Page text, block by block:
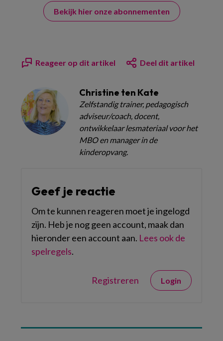
Bekijk hier onze abonnementen
Reageer op dit artikel Deel dit artikel
Christine ten Kate
Zelfstandig trainer, pedagogisch
adviseur/coach, docent,
ontwikkelaar lesmateriaal voor het
MBO en manager in de
kinderopvang.
Geef je reactie
Om te kunnen reageren moet je ingelogd
zijn. Heb je nog geen account, maak dan
hieronder een account aan. Lees ook de
spelregels.
Registreren Login